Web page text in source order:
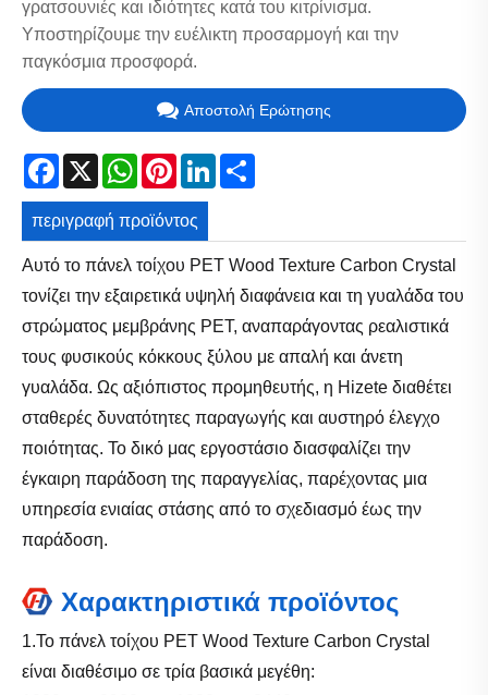
γρατσουνιές και ιδιότητες κατά του κιτρίνισμα.
Υποστηρίζουμε την ευέλικτη προσαρμογή και την
παγκόσμια προσφορά.
Αποστολή Ερώτησης
Facebook
X WhatsApp
PinterestLinkedIn
περιγραφή προϊόντος
Αυτό το πάνελ τοίχου PET Wood Texture Carbon Crystal
τονίζει την εξαιρετικά υψηλή διαφάνεια και τη γυαλάδα του
στρώματος μεμβράνης PET, αναπαράγοντας ρεαλιστικά
τους φυσικούς κόκκους ξύλου με απαλή και άνετη
γυαλάδα. Ως αξιόπιστος προμηθευτής, η Hizete διαθέτει
σταθερές δυνατότητες παραγωγής και αυστηρό έλεγχο
ποιότητας. Το δικό μας εργοστάσιο διασφαλίζει την
έγκαιρη παράδοση της παραγγελίας, παρέχοντας μια
υπηρεσία ενιαίας στάσης από το σχεδιασμό έως την
παράδοση.
Χαρακτηριστικά προϊόντος
1.Το πάνελ τοίχου PET Wood Texture Carbon Crystal
είναι διαθέσιμο σε τρία βασικά μεγέθη: